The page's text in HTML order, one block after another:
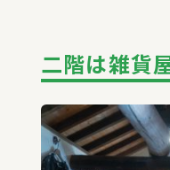
二階は雑貨